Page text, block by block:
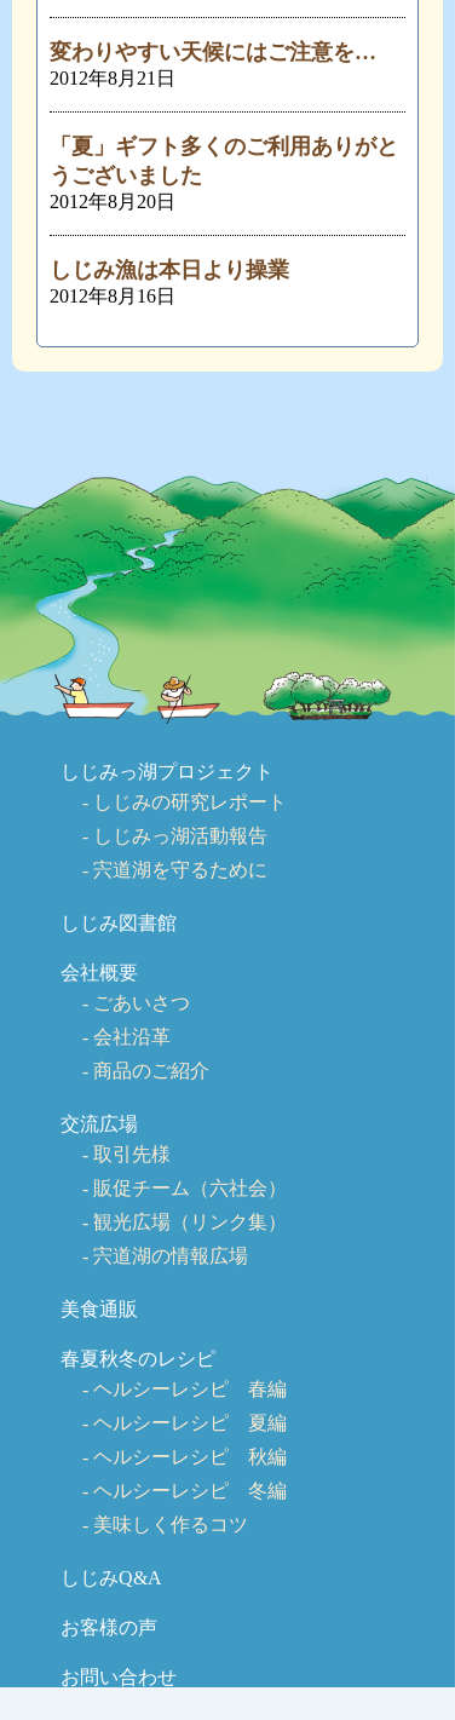
変わりやすい天候にはご注意を…
2012年8月21日
「夏」ギフト多くのご利用ありがと
うございました
2012年8月20日
しじみ漁は本日より操業
2012年8月16日
しじみっ湖プロジェクト
しじみの研究レポート
しじみっ湖活動報告
宍道湖を守るために
しじみ図書館
会社概要
ごあいさつ
会社沿革
商品のご紹介
交流広場
取引先様
販促チーム（六社会）
観光広場（リンク集）
宍道湖の情報広場
美食通販
春夏秋冬のレシピ
ヘルシーレシピ 春編
ヘルシーレシピ 夏編
ヘルシーレシピ 秋編
ヘルシーレシピ 冬編
美味しく作るコツ
しじみQ&A
お客様の声
お問い合わせ